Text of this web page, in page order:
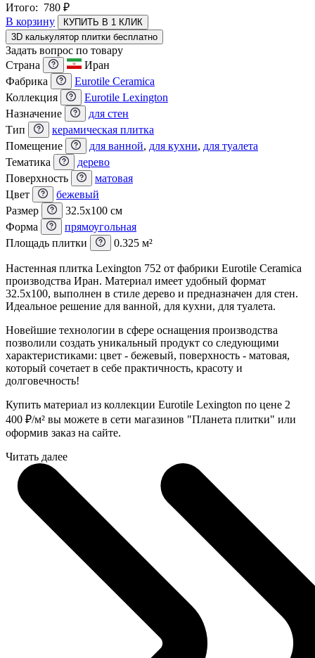
Итого: 780 ₽
В корзину
КУПИТЬ В 1 КЛИК
3D калькулятор плитки бесплатно
Задать вопрос по товару
Страна
Иран
Фабрика
Eurotile Ceramica
Коллекция
Eurotile Lexington
Назначение
для стен
Тип
керамическая плитка
Помещение
для ванной, для кухни, для туалета
Тематика
дерево
Поверхность
матовая
Цвет
бежевый
Размер
32.5x100 см
Форма
прямоугольная
Площадь плитки
0.325 м²
Настенная плитка Lexington 752 от фабрики Eurotile Ceramica
производства Иран. Материал имеет удобный формат
32.5x100, выполнен в стиле дерево и предназначен для стен.
Идеальное решение для ванной, для кухни, для туалета.
Новейшие технологии в сфере оснащения производства
позволили создать уникальный продукт со следующими
характеристиками: цвет - бежевый, поверхность - матовая,
который сочетает в себе практичность, красоту и
долговечность!
Купить материал из коллекции Eurotile Lexington по цене 2
400 ₽/м² вы можете в сети магазинов "Планета плитки" или
оформив заказ на сайте.
Читать далее